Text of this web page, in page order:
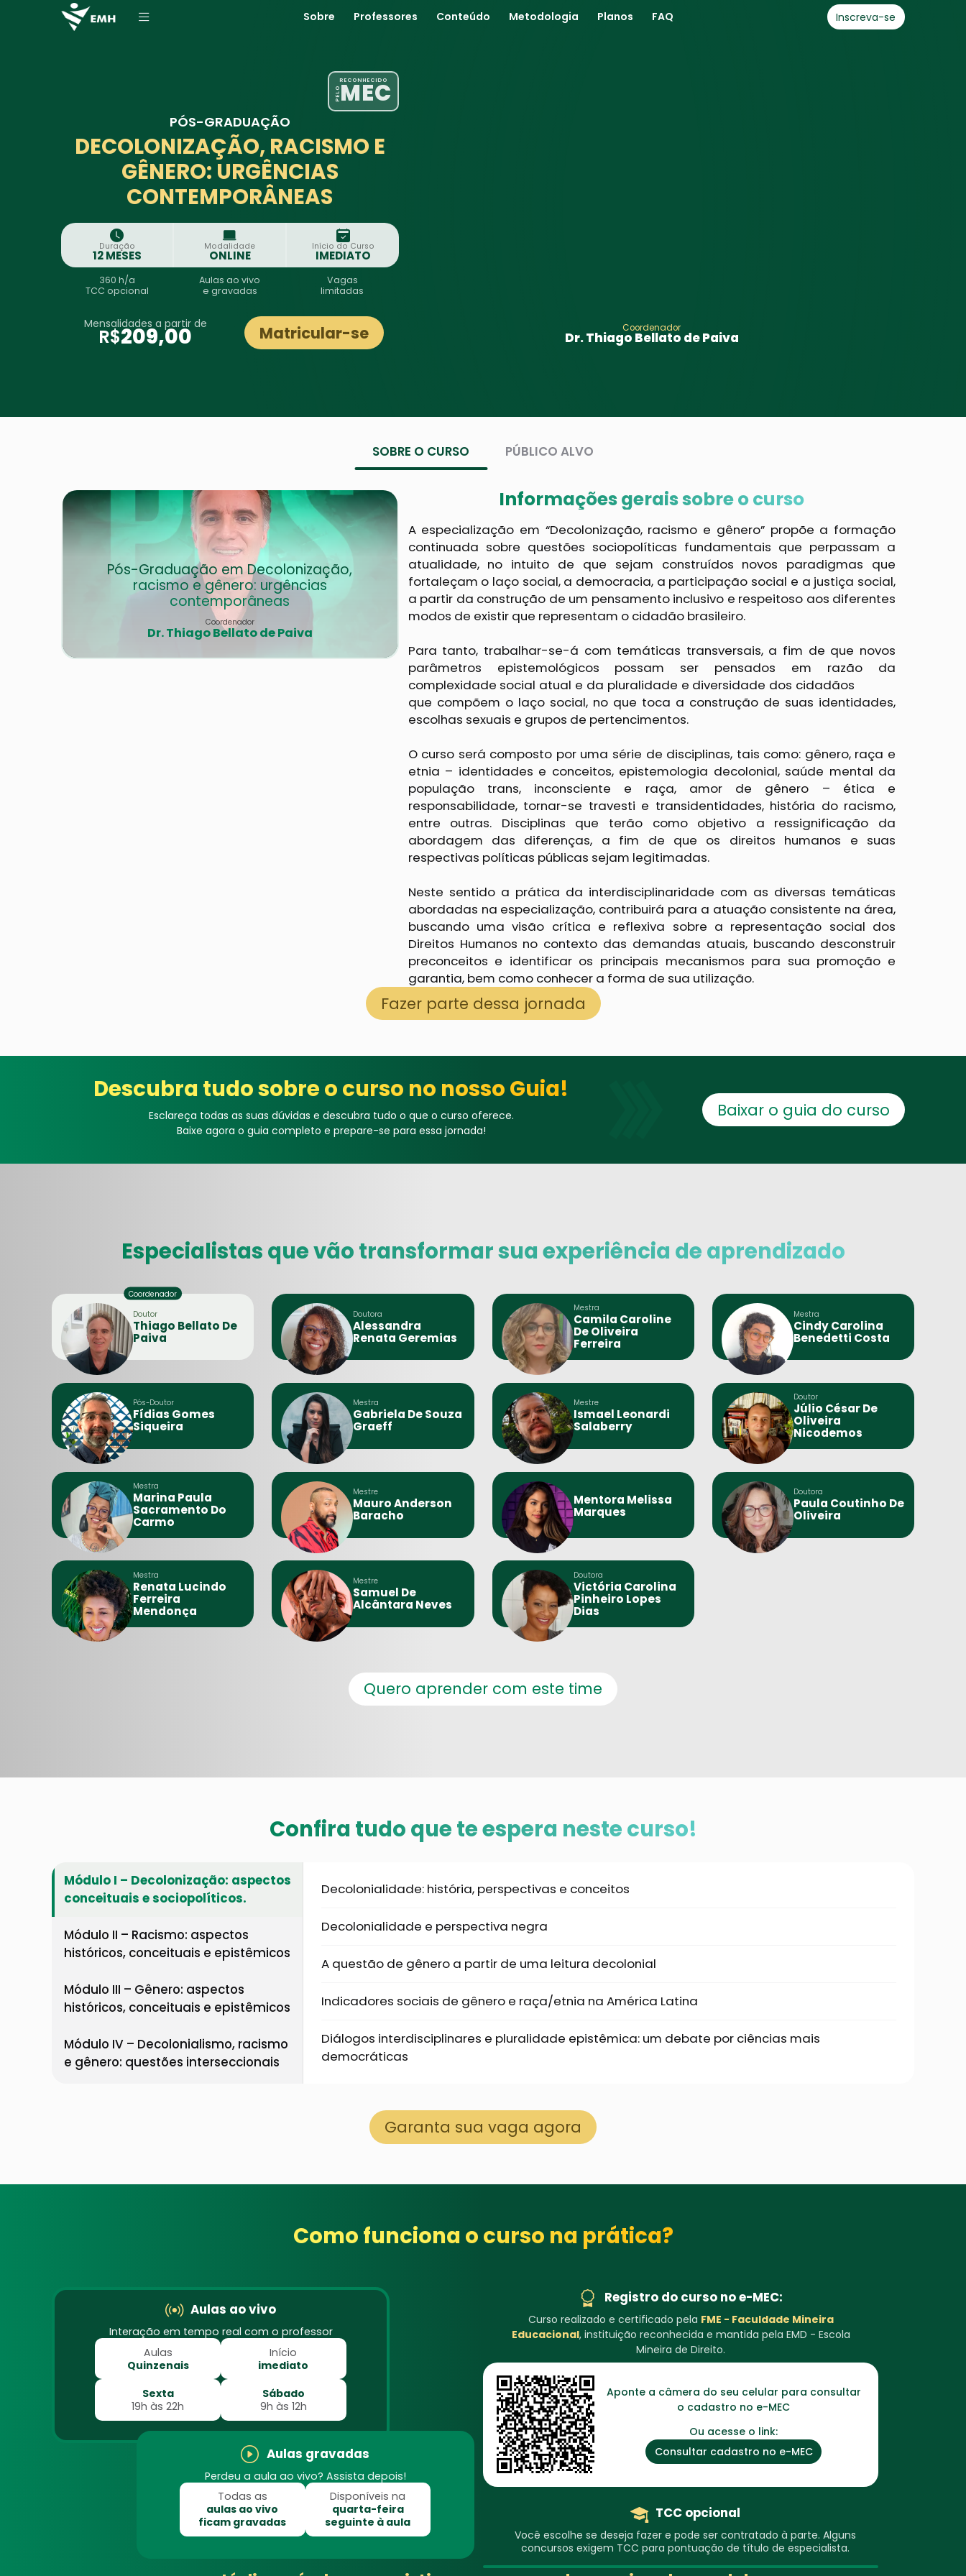
Sobre Professores Conteúdo Metodologia Planos FAQ Inscreva-se
PÓS-GRADUAÇÃO
DECOLONIZAÇÃO, RACISMO E
GÊNERO: URGÊNCIAS
CONTEMPORÂNEAS
Duração
12 MESES
Modalidade
ONLINE
Início do Curso
IMEDIATO
360 h/a
TCC opcional
Aulasao vivo
e gravadas
Vagas
limitadas
Mensalidades a partir de
R$209,00 Matricular-se
RECONHECIDO
PELOMEC
Coordenador
Dr. Thiago Bellato de Paiva
SOBRE O CURSO PÚBLICO ALVO
Pós-Graduação em Decolonização,
racismo e gênero: urgências
contemporâneas
Coordenador
Dr. Thiago Bellato de Paiva
Informações gerais sobre o curso
A especialização em “Decolonização, racismo e gênero” propõe a formação
continuada sobre questões sociopolíticas fundamentais que perpassam a
atualidade, no intuito de que sejam construídos novos paradigmas que
fortaleçam o laço social, a democracia, a participação social e a justiça social,
a partir da construção de um pensamento inclusivo e respeitoso aos diferentes
modos de existir que representam o cidadão brasileiro.
Para tanto, trabalhar-se-á com temáticas transversais, a fim de que novos
parâmetros epistemológicos possam ser pensados em razão da
complexidade social atual e da pluralidade e diversidade dos cidadãos
que compõem o laço social, no que toca a construção de suas identidades,
escolhas sexuais e grupos de pertencimentos.
O curso será composto por uma série de disciplinas, tais como: gênero, raça e
etnia – identidades e conceitos, epistemologia decolonial, saúde mental da
população trans, inconsciente e raça, amor de gênero – ética e
responsabilidade, tornar-se travesti e transidentidades, história do racismo,
entre outras. Disciplinas que terão como objetivo a ressignificação da
abordagem das diferenças, a fim de que os direitos humanos e suas
respectivas políticas públicas sejam legitimadas.
Neste sentido a prática da interdisciplinaridade com as diversas temáticas
abordadas na especialização, contribuirá para a atuação consistente na área,
buscando uma visão crítica e reflexiva sobre a representação social dos
Direitos Humanos no contexto das demandas atuais, buscando desconstruir
preconceitos e identificar os principais mecanismos para sua promoção e
garantia, bem como conhecer a forma de sua utilização.
Fazer parte dessa jornada
Descubra tudo sobre o curso no nosso Guia!
Esclareça todas as suas dúvidas e descubra tudo o que o curso oferece.
Baixe agora o guia completo e prepare-se para essa jornada!
Baixar o guia do curso
Especialistas que vão transformar sua experiência de aprendizado
Doutor
Thiago Bellato De
Paiva
Doutora
Alessandra
Renata Geremias
Mestra
Camila Caroline
De Oliveira
Ferreira
Mestra
Cindy Carolina
Benedetti Costa
Pós-Doutor
Fídias Gomes
Siqueira
Mestra
Gabriela De Souza
Graeff
Mestre
Ismael Leonardi
Salaberry
Doutor
Júlio César De
Oliveira
Nicodemos
Mestra
Marina Paula
Sacramento Do
Carmo
Mestre
Mauro Anderson
Baracho
Mentora Melissa
Marques
Doutora
Paula Coutinho De
Oliveira
Mestra
Renata Lucindo
Ferreira
Mendonça
Mestre
Samuel De
Alcântara Neves
Doutora
Victória Carolina
Pinheiro Lopes
Dias
Quero aprender com este time
Confira tudo que te espera neste curso!
Módulo I – Decolonização: aspectos
conceituais e sociopolíticos.
Módulo II – Racismo: aspectos
históricos, conceituais e epistêmicos
Módulo III – Gênero: aspectos
históricos, conceituais e epistêmicos
Módulo IV – Decolonialismo, racismo
e gênero: questões interseccionais
Decolonialidade: história, perspectivas e conceitos
Decolonialidade e perspectiva negra
A questão de gênero a partir de uma leitura decolonial
Indicadores sociais de gênero e raça/etnia na América Latina
Diálogos interdisciplinares e pluralidade epistêmica: um debate por ciências mais
democráticas
Garanta sua vaga agora
Como funciona o curso na prática?
Aulas ao vivo
Interação em tempo real com o professor
Aulas
Quinzenais
Início
imediato
Sexta
19h às 22h
Sábado
9h às 12h
Aulas gravadas
Perdeu a aula ao vivo? Assista depois!
Todas as
aulas ao vivo
ficam gravadas
Disponíveis na
quarta-feira
seguinte à aula
Registro do curso no e-MEC:
Curso realizado e certificado pela FME - Faculdade Mineira
Educacional, instituição reconhecida e mantida pela EMD - Escola
Mineira de Direito.
Aponte a câmera do seu celular para consultar
o cadastro no e-MEC
Ou acesse o link:
Consultar cadastro no e-MEC
TCC opcional
Você escolhe se deseja fazer e pode ser contratado à parte. Alguns
concursos exigem TCC para pontuação de título de especialista.